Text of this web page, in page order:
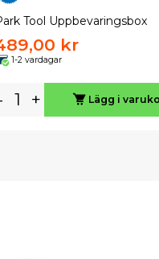
Tool Uppbevaringsbox
kr
1-2 vardagar
+ Lägg i